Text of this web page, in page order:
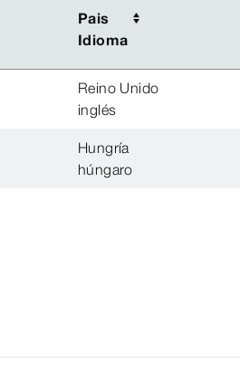
Pais
Idioma
Pais
Idioma
Reino Unido
inglés
Hungría
húngaro